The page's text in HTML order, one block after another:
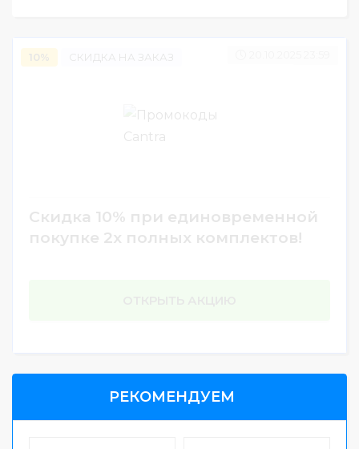
10%
Скидка 10% при единовременной
покупке 2х полных комплектов!
РЕКОМЕНДУЕМ